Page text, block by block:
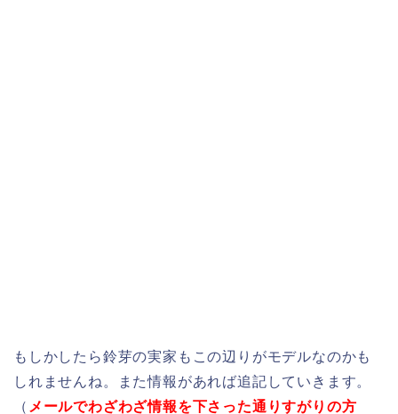
もしかしたら鈴芽の実家もこの辺りがモデルなのかも
しれませんね。また情報があれば追記していきます。
（ メールでわざわざ情報を下さった通りすがりの方